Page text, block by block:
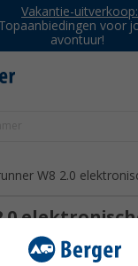
Vakantie-uitverkoop:
Topaanbiedingen voor
avontuur!
W8 2.0